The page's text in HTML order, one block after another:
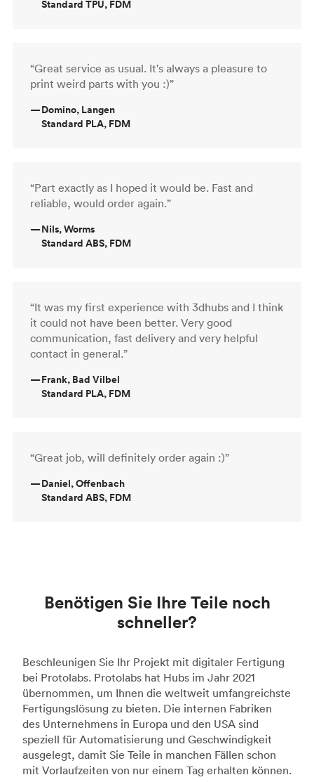
Standard TPU, FDM
“Great service as usual. It's always a pleasure to
print weird parts with you :)”
—Domino, Langen
Standard PLA, FDM
“Part exactly as I hoped it would be. Fast and
reliable, would order again.”
—Nils, Worms
Standard ABS, FDM
“It was my first experience with 3dhubs and I think
it could not have been better. Very good
communication, fast delivery and very helpful
contact in general.”
—Frank, Bad Vilbel
Standard PLA, FDM
“Great job, will definitely order again :)”
—Daniel, Offenbach
Standard ABS, FDM
Benötigen Sie Ihre Teile noch
schneller?
Beschleunigen Sie Ihr Projekt mit digitaler Fertigung
bei Protolabs. Protolabs hat Hubs im Jahr 2021
übernommen, um Ihnen die weltweit umfangreichste
Fertigungslösung zu bieten. Die internen Fabriken
des Unternehmens in Europa und den USA sind
speziell für Automatisierung und Geschwindigkeit
ausgelegt, damit Sie Teile in manchen Fällen schon
mit Vorlaufzeiten von nur einem Tag erhalten können.